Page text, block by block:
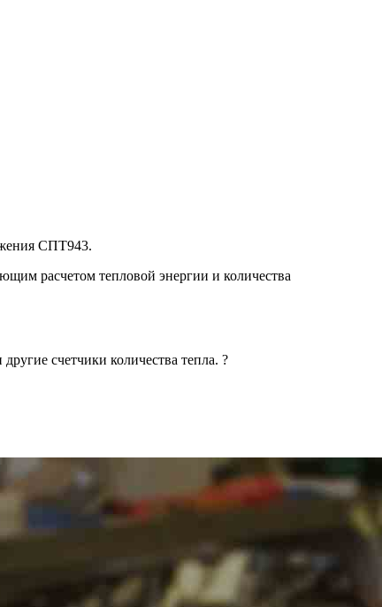
СПТ943.
расчетом тепловой энергии и количества
счетчики количества тепла. ?